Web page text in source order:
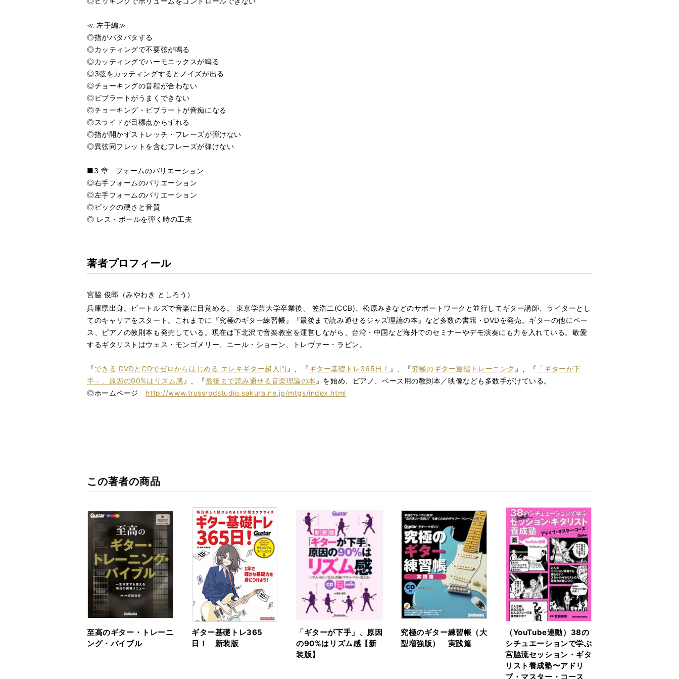
≪ 左手編≫
◎指がバタバタする
◎カッティングで不要弦が鳴る
◎カッティングでハーモニックスが鳴る
◎3弦をカッティングするとノイズが出る
◎チョーキングの音程が合わない
◎ビブラートがうまくできない
◎チョーキング・ビブラートが音痴になる
◎スライドが目標点からずれる
◎指が開かずストレッチ・フレーズが弾けない
◎異弦同フレットを含むフレーズが弾けない
■3 章 フォームのバリエーション
◎右手フォームのバリエーション
◎左手フォームのバリエーション
◎ピックの硬さと音質
◎ レス・ポールを弾く時の工夫
著者プロフィール
​宮脇 俊郎（みやわき としろう）
兵庫県出身。ビートルズで音楽に目覚める。 東京学芸大学卒業後、 笠浩二 (CCB)、松原みきなどのサポートワークと並行してギター講師、ライターとし
てのキャリアをスタート。これまでに『究極のギター練習帳』『最後まで読み通せるジャズ理論の本』など多数の書籍・DVDを発売。ギターの他にベー
ス、ピアノの教則本も発売している。現在は下北沢で音楽教室を運営しながら、台湾・中国など海外でのセミナーやデモ演奏にも力を入れている。敬愛
するギタリストはウェス・モンゴメリー、ニール・ショーン、トレヴァー・ラビン。
『できる DVDとCDでゼロからはじめる エレキギター超入門 』、『ギター基礎トレ365日！ 』、『究極のギター運指トレーニング 』、『 「ギターが下
手」、原因の90%はリズム感 』、『最後まで読み通せる音楽理論の本 』を始め、ピアノ、ベース用の教則本／映像なども多数手がけている。
◎ホームページ http://www.trussrodstudio.sakura.ne.jp/mtgs/index.html
この著者の商品
至高のギター・トレーニ
ング・バイブル
ギター基礎トレ365
日！ 新装版
「ギターが下手」、原因
の90%はリズム感【新
装版】
究極のギター練習帳（大
型増強版） 実践篇
（YouTube連動）38の
シチュエーションで学ぶ
宮脇流セッション・ギタ
リスト養成塾〜アドリ
ブ・マスター・コース